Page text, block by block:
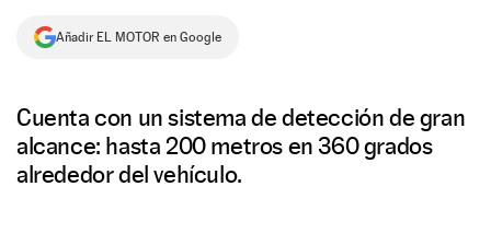
NEWSLETTER
Añadir EL MOTOR en Google
Cuenta con un sistema de detección de gran
alcance: hasta 200 metros en 360 grados
alrededor del vehículo.